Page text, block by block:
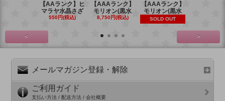
【AAランク】ヒ
マラヤ水晶さざ
550円(税込)
【AAAランク】
モリオン(黒水
8,750円(税込)
【AAAランク】
モリオン(黒水
SOLD OUT
< >
メールマガジン登録・解除
ご利用ガイド
支払い方法 / 配送方法 / 会社概要